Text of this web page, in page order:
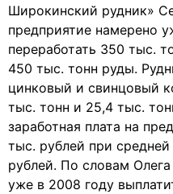
Широкинский рудник»
предприятие намерено
переработать 350 тыс.
450 тыс. тонн руды.
цинковый и свинцовый
тыс. тонн и 25,4 тыс.
заработная плата на
тыс. рублей при
рублей. По словам
уже в 2008 году